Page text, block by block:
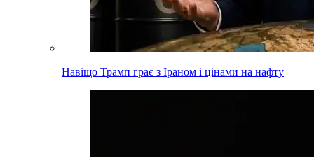
Навіщо Трамп грає з Іраном і цінами на нафту